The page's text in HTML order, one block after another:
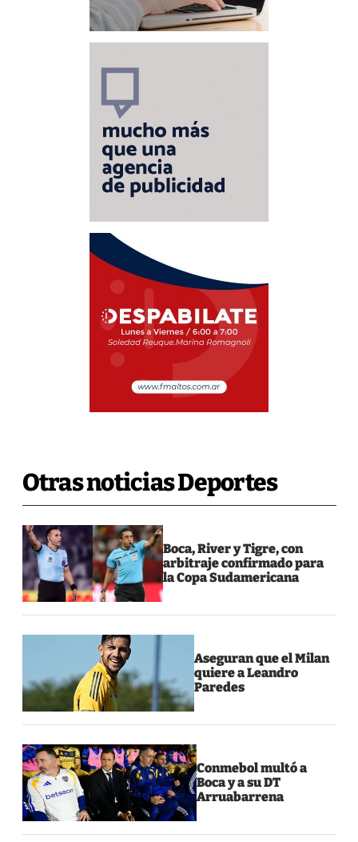
Otras noticias Deportes
Boca, River y Tigre, con
arbitraje confirmado para
la Copa Sudamericana
Aseguran que el Milan
quiere a Leandro
Paredes
Conmebol multó a
Boca y a su DT
Arruabarrena